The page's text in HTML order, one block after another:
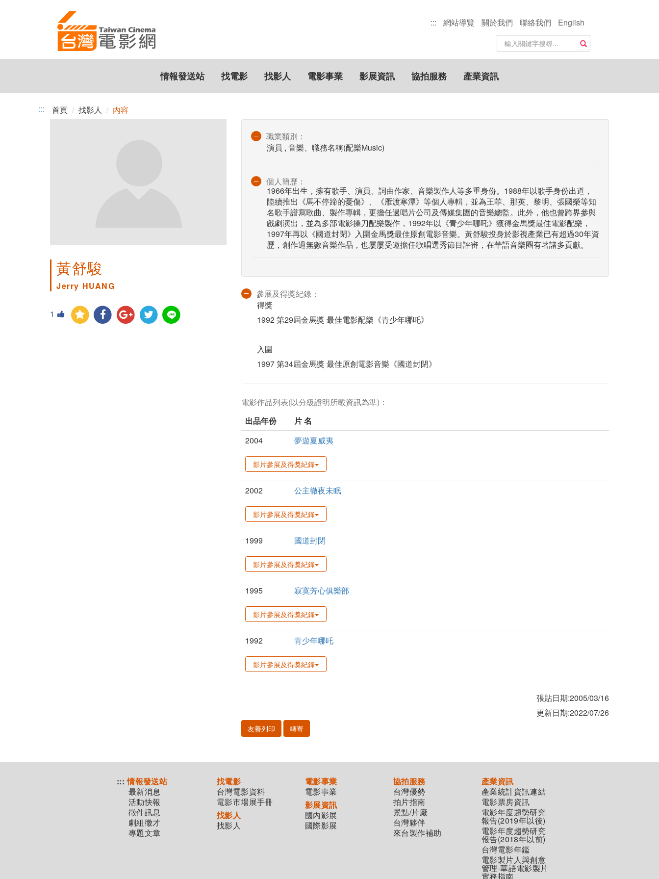
::: 網站導覽 關於我們 聯絡我們
English
站
內
搜
尋
關
鍵
搜尋
情報發送站 找電影 找影人 電影事業 影展資訊 協拍服務 產業資訊
::: 首頁 找影人 內容
黃舒駿
Jerry HUANG
1
職業類別：
演員 , 音樂、職務名稱(配樂Music)
個人簡歷：
1966年出生，擁有歌手、演員、詞曲作家、音樂製作人等多重身份。1988年以歌手身份出道，
陸續推出《馬不停蹄的憂傷》、《雁渡寒潭》等個人專輯，並為王菲、那英、黎明、張國榮等知
名歌手譜寫歌曲、製作專輯，更擔任過唱片公司及傳媒集團的音樂總監。此外，他也曾跨界參與
戲劇演出，並為多部電影操刀配樂製作，1992年以《青少年哪吒》獲得金馬獎最佳電影配樂，
1997年再以《國道封閉》入圍金馬獎最佳原創電影音樂。黃舒駿投身於影視產業已有超過30年資
歷，創作過無數音樂作品，也屢屢受邀擔任歌唱選秀節目評審，在華語音樂圈有著諸多貢獻。
參展及得獎紀錄：
得獎
1992 第29屆金馬獎 最佳電影配樂《青少年哪吒》
入圍
1997 第34屆金馬獎 最佳原創電影音樂《國道封閉》
電影作品列表(以分級證明所載資訊為準)：
出品年份
片 名
2004
夢遊夏威夷
影片參展及得獎紀錄
2002 公主徹夜未眠
影片參展及得獎紀錄
1999 國道封閉
影片參展及得獎紀錄
1995 寂寞芳心俱樂部
影片參展及得獎紀錄
1992 青少年哪吒
影片參展及得獎紀錄
張貼日期:2005/03/16
更新日期:2022/07/26
友善列印 轉寄
::: 情報發送站
最新消息
活動快報
徵件訊息
劇組徵才
專題文章
找電影
台灣電影資料
電影市場展手冊
找影人
找影人
電影事業
電影事業
影展資訊
國內影展
國際影展
協拍服務
台灣優勢
拍片指南
景點/片廠
台灣夥伴
來台製作補助
產業資訊
產業統計資訊連結
電影票房資訊
電影年度趨勢研究
報告(2019年以後)
電影年度趨勢研究
報告(2018年以前)
台灣電影年鑑
電影製片人與創意
管理-華語電影製片
實務指南